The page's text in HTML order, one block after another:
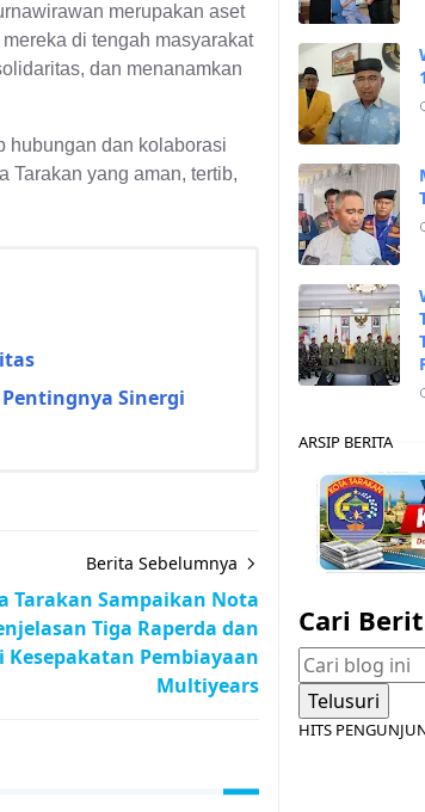
merupakan aset
di tengah masyarakat
dan menanamkan
hubungan dan kolaborasi
Tarakan yang aman, tertib,
Sinergi
Berita Sebelumnya
Tarakan Sampaikan Nota
Tiga Raperda dan
Pembiayaan
Multiyears
ARSIP BERITA
Cari
HITS